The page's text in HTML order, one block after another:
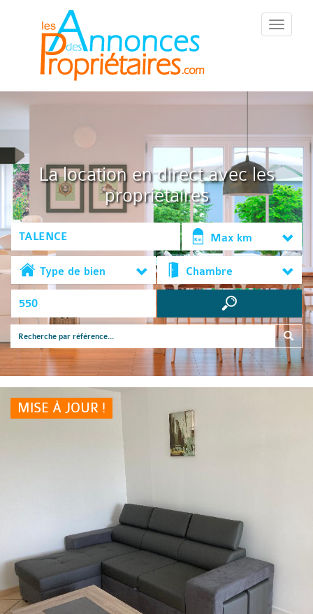
::Menu::
La location en direct avec les
propriétaires
Max km
Type de bien Chambre
MISE À JOUR !